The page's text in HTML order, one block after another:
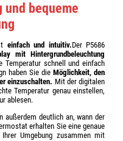
und bequeme
einfach und intuitiv.Der P5686
mit Hintergrundbeleuchtung
Temperatur schnell und einfach
haben Sie die Möglichkeit, den
einzuschalten. Mit der digitalen
Temperatur genau einstellen,
ablesen.
außerdem deutlich an, wann der
erhalten Sie eine genaue
Umgebung zusammen mit